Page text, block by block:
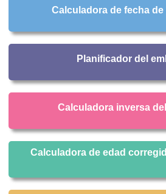
Calculadora de fecha
Planificador del
Calculadora inversa
Calculadora de edad